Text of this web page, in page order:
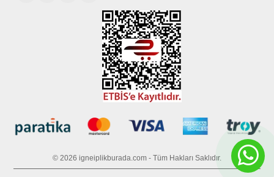
© 2026 igneiplikburada.com - Tüm Hakları Saklıdır.